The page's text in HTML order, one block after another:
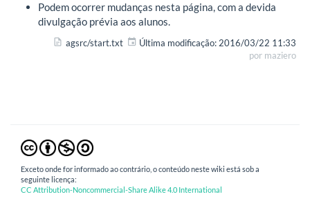
Podem ocorrer mudanças nesta página, com a devida
divulgação prévia aos alunos.
agsrc/start.txt Última modificação: 2016/03/22 11:33
por maziero
Exceto onde for informado ao contrário, o conteúdo neste wiki está sob a
seguinte licença:
CC Attribution-Noncommercial-Share Alike 4.0 International